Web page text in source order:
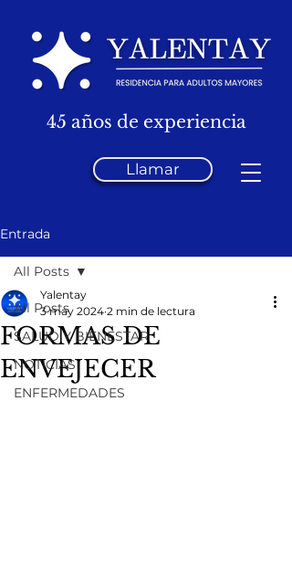
45 años de experiencia
Llamar
Entrada
All Posts
SALUD Y BIENESTAR
NOTICIAS
ENFERMEDADES
All Posts
FORMAS DE
ENVEJECER
Yalentay
3 may 2024 2 min de lectura